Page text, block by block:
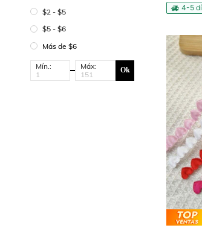
$2 - $5
$5 - $6
Más de $6
Mín.: Máx: Ok
4-5